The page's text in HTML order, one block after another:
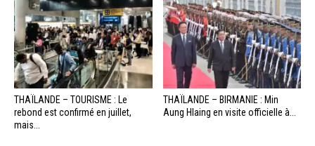
THAÏLANDE – TOURISME : Le
rebond est confirmé en juillet,
mais...
THAÏLANDE – BIRMANIE : Min
Aung Hlaing en visite officielle à...